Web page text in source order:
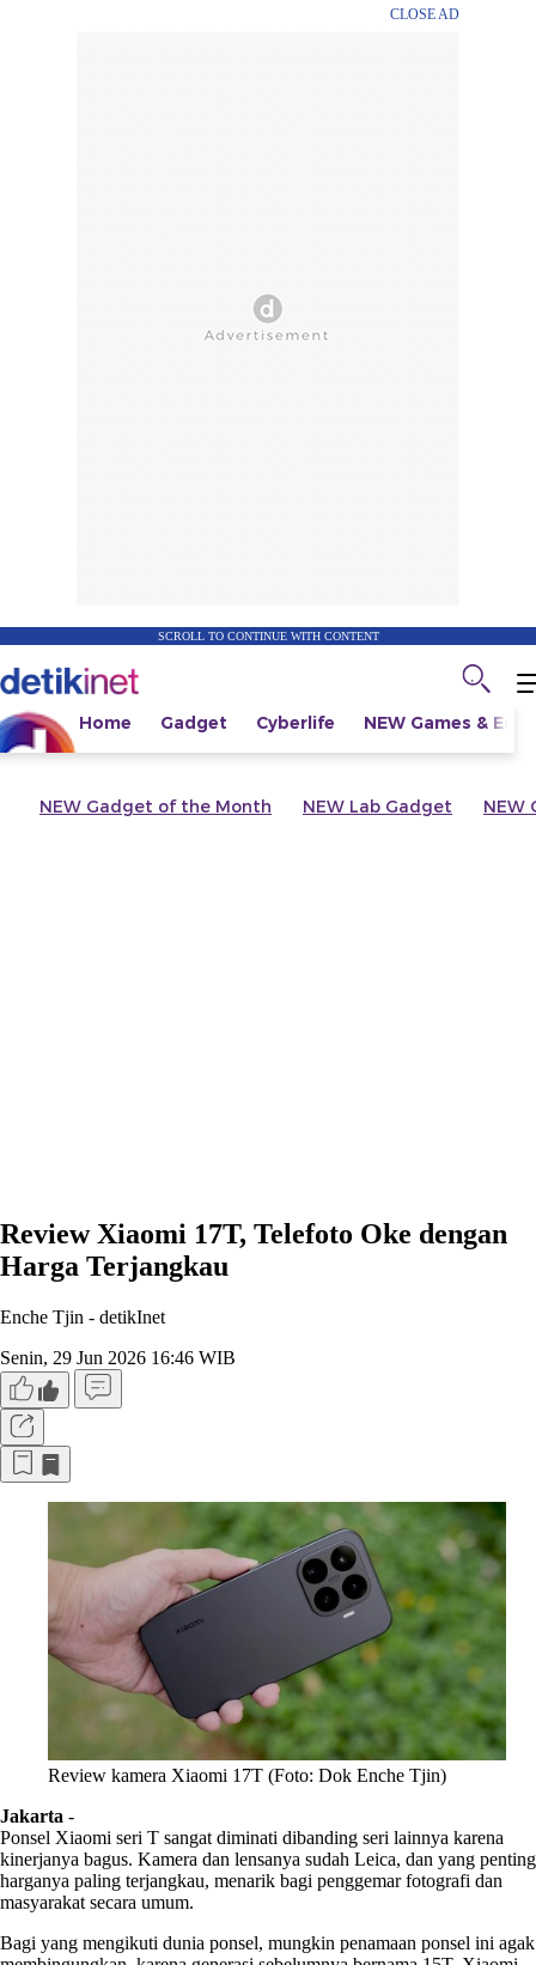
CLOSE AD
SCROLL TO CONTINUE WITH CONTENT
Home Gadget Cyberlife NEW Games &
NEW Gadget of the Month NEW Lab Gadget NEW
Review Xiaomi 17T, Telefoto Oke dengan
Harga Terjangkau
Enche Tjin - detikInet
Senin, 29 Jun 2026 16:46 WIB
Review kamera Xiaomi 17T (Foto: Dok Enche Tjin)
Jakarta -
Ponsel Xiaomi seri T sangat diminati dibanding seri lainnya karena
kinerjanya bagus. Kamera dan lensanya sudah Leica, dan yang penting
harganya paling terjangkau, menarik bagi penggemar fotografi dan
masyarakat secara umum.
Bagi yang mengikuti dunia ponsel, mungkin penamaan ponsel ini agak